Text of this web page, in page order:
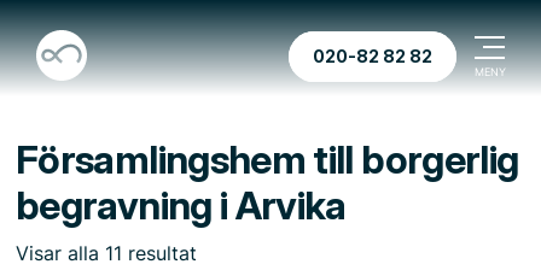
020-82 82 82
Församlingshem till borgerlig
begravning i Arvika
Visar alla 11 resultat